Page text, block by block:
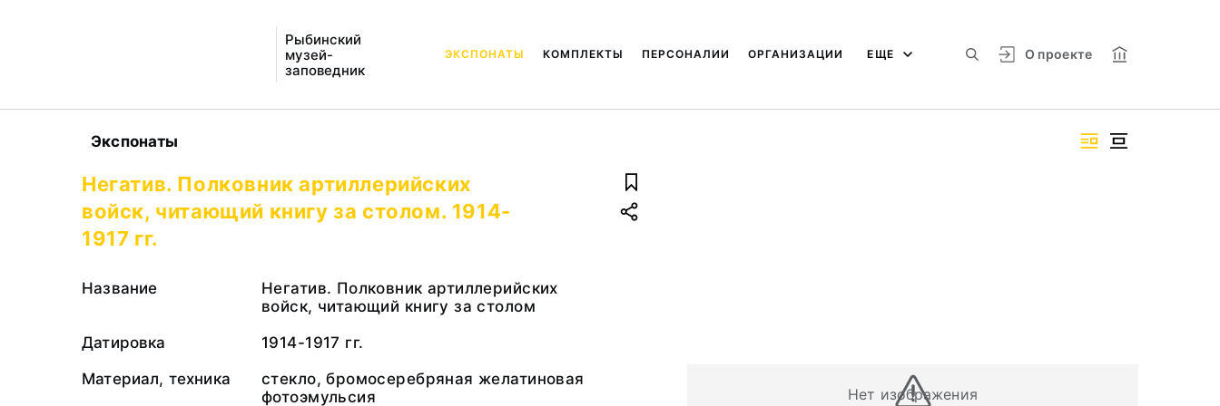
Рыбинский
музей-
заповедник
О проекте
ЭКСПОНАТЫ КОМПЛЕКТЫ ПЕРСОНАЛИИ ОРГАНИЗАЦИИ ЕЩЕ
Экспонаты
Нет изображения
Негатив. Полковник артиллерийских
войск, читающий книгу за столом. 1914-
1917 гг.
Название
Негатив. Полковник артиллерийских
войск, читающий книгу за столом
Датировка
1914-1917 гг.
Материал, техника
стекло, бромосеребряная желатиновая
фотоэмульсия